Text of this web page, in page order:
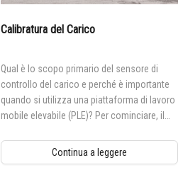
Calibratura del Carico
Qual è lo scopo primario del sensore di
controllo del carico e perché è importante
quando si utilizza una piattaforma di lavoro
mobile elevabile (PLE)? Per cominciare, il
piattaforma è progettato per impedire il
funzionamento della macchina nel caso in
Continua a leggere